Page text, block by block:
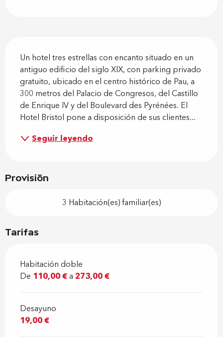
Un hotel tres estrellas con encanto situado en un
antiguo edificio del siglo XIX, con parking privado
gratuito, ubicado en el centro histórico de Pau, a
300 metros del Palacio de Congresos, del Castillo
de Enrique IV y del Boulevard des Pyrénées. El
Hotel Bristol pone a disposición de sus clientes...
Seguir leyendo
Provisión
3 Habitación(es) familiar(es)
Tarifas
Habitación doble
De 110,00 €a 273,00 €
Desayuno
19,00 €